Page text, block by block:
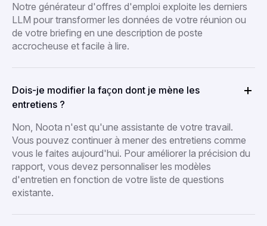
Notre générateur d'offres d'emploi exploite les derniers
LLM pour transformer les données de votre réunion ou
de votre briefing en une description de poste
accrocheuse et facile à lire.
Dois-je modifier la façon dont je mène les
entretiens ?
Non, Noota n'est qu'une assistante de votre travail.
Vous pouvez continuer à mener des entretiens comme
vous le faites aujourd'hui. Pour améliorer la précision du
rapport, vous devez personnaliser les modèles
d'entretien en fonction de votre liste de questions
existante.